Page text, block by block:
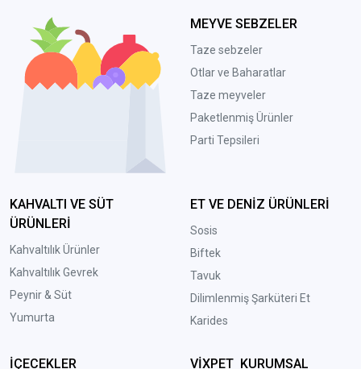
MEYVE SEBZELER
Taze sebzeler
Otlar ve Baharatlar
Taze meyveler
Paketlenmiş Ürünler
Parti Tepsileri
KAHVALTI VE SÜT
ÜRÜNLERİ
Kahvaltılık Ürünler
Kahvaltılık Gevrek
Peynir & Süt
Yumurta
ET VE DENİZ ÜRÜNLERİ
Sosis
Biftek
Tavuk
Dilimlenmiş Şarküteri Et
Karides
İÇECEKLER VİXPET KURUMSAL